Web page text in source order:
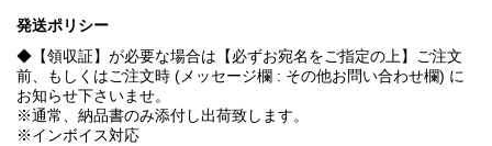
発送ポリシー
◆【領収証】が必要な場合は【必ずお宛名をご指定の上】ご注文
前、もしくはご注文時 (メッセージ欄 : その他お問い合わせ欄) に
お知らせ下さいませ。
※通常、納品書のみ添付し出荷致します。
※インボイス対応